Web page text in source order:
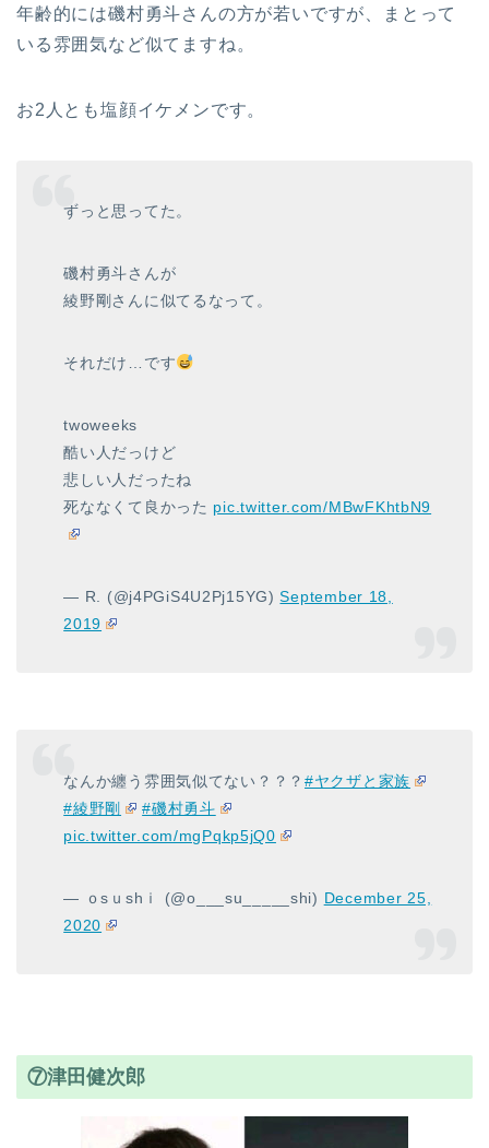
年齢的には磯村勇斗さんの方が若いですが、まとって
いる雰囲気など似てますね。
お2人とも塩顔イケメンです。
ずっと思ってた。
磯村勇斗さんが
綾野剛さんに似てるなって。
それだけ…です
twoweeks
酷い人だっけど
悲しい人だったね
死ななくて良かった pic.twitter.com/MBwFKhtbN9
— R. (@j4PGiS4U2Pj15YG)September 18,
2019
なんか纏う雰囲気似てない？？？ #ヤクザと家族
#綾野剛
#磯村勇斗
pic.twitter.com/mgPqkp5jQ0
— ｏsｕshｉ (@o___su_____shi) December 25,
2020
⑦津田健次郎